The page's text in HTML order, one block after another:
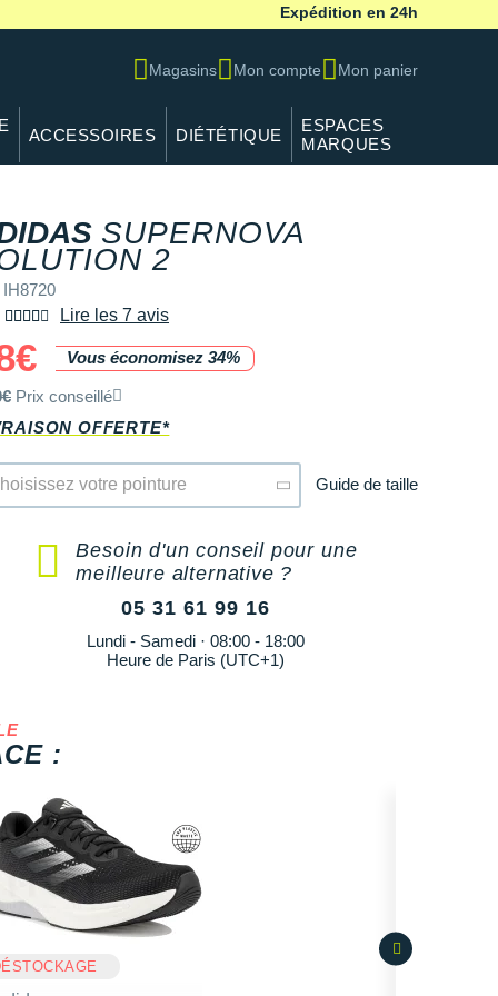
Expédition en 24h
Magasins Mon compte Mon panier
ACCESSOIRES DIÉTÉTIQUE
ESPACES
MARQUES
SUPERNOVA
2
IH8720
Lire les 7 avis
Vous économisez 34%
Prix conseillé
OFFERTE*
votre pointure Guide de taille
Besoin d'un conseil pour une
meilleure alternative ?
05 31 61 99 16
Lundi - Samedi · 08:00 - 18:00
Heure de Paris (UTC+1)
: